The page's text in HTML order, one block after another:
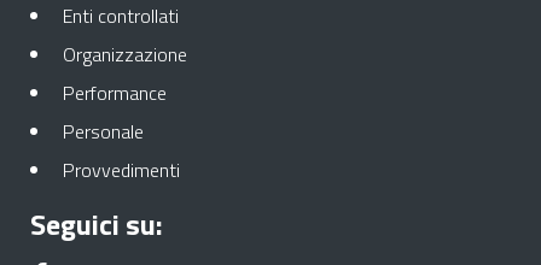
Enti controllati
Organizzazione
Performance
Personale
Provvedimenti
Seguici su: